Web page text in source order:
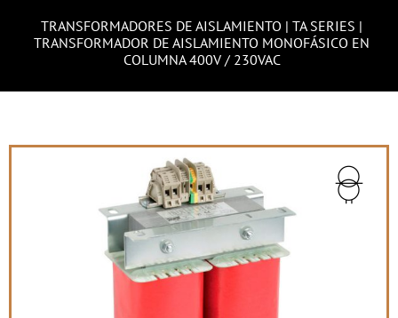
TRANSFORMADORES DE AISLAMIENTO | TA SERIES |
TRANSFORMADOR DE AISLAMIENTO MONOFÁSICO EN
COLUMNA 400V / 230VAC